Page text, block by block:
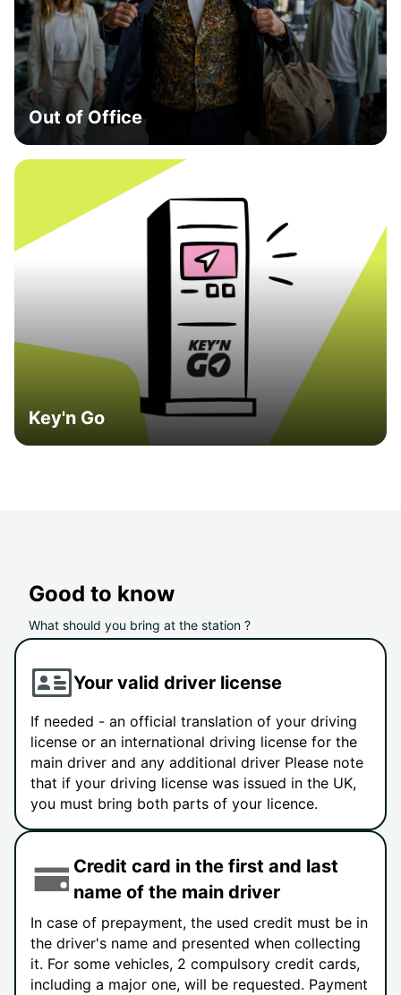
Out of Office
Key'n Go
Good to know
What should you bring at the station ?
Your valid driver license
If needed - an official translation of your driving
license or an international driving license for the
main driver and any additional driver Please note
that if your driving license was issued in the UK,
you must bring both parts of your licence.
Credit card in the first and last
name of the main driver
In case of prepayment, the used credit must be in
the driver's name and presented when collecting
it. For some vehicles, 2 compulsory credit cards,
including a major one, will be requested. Payment